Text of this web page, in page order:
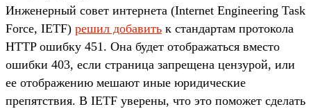
Инженерный совет интернета (Internet Engineering Task
Force, IETF) решил добавить к стандартам протокола
HTTP ошибку 451. Она будет отображаться вместо
ошибки 403, если страница запрещена цензурой, или
ее отображению мешают иные юридические
препятствия. В IETF уверены, что это поможет сделать